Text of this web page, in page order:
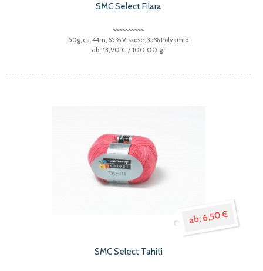
SMC Select Filara
50g, ca. 44m, 65% Viskose, 35% Polyamid
13,90 € / 100.00 gr
6,50 €
SMC Select Tahiti